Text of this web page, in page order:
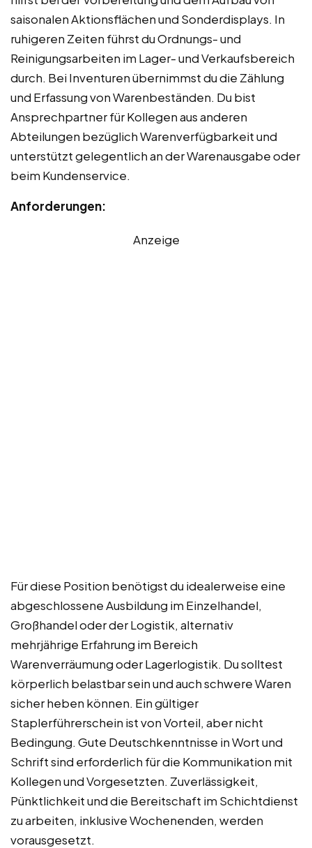
saisonalen Aktionsflächen und Sonderdisplays. In
ruhigeren Zeiten führst du Ordnungs- und
Reinigungsarbeiten im Lager- und Verkaufsbereich
durch. Bei Inventuren übernimmst du die Zählung
und Erfassung von Warenbeständen. Du bist
Ansprechpartner für Kollegen aus anderen
Abteilungen bezüglich Warenverfügbarkeit und
unterstützt gelegentlich an der Warenausgabe oder
beim Kundenservice.
Anforderungen:
Anzeige
Für diese Position benötigst du idealerweise eine
abgeschlossene Ausbildung im Einzelhandel,
Großhandel oder der Logistik, alternativ
mehrjährige Erfahrung im Bereich
Warenverräumung oder Lagerlogistik. Du solltest
körperlich belastbar sein und auch schwere Waren
sicher heben können. Ein gültiger
Staplerführerschein ist von Vorteil, aber nicht
Bedingung. Gute Deutschkenntnisse in Wort und
Schrift sind erforderlich für die Kommunikation mit
Kollegen und Vorgesetzten. Zuverlässigkeit,
Pünktlichkeit und die Bereitschaft im Schichtdienst
zu arbeiten, inklusive Wochenenden, werden
vorausgesetzt.